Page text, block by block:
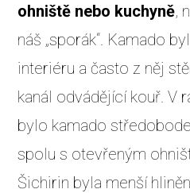
ohniště nebo kuchyně,
náš „sporák“. Kamado
interiéru a často z něj
kanál odvádějící kouř. V
bylo kamado
spolu s otevřeným
Šichirin byla menší